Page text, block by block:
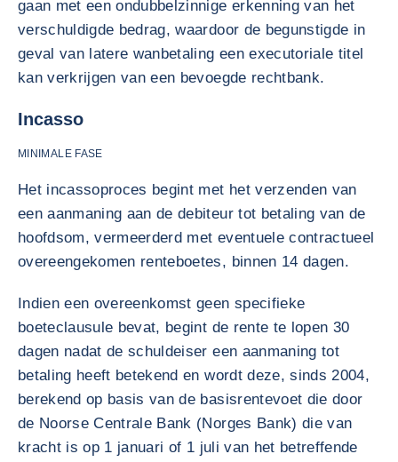
gaan met een ondubbelzinnige erkenning van het
verschuldigde bedrag, waardoor de begunstigde in
geval van latere wanbetaling een executoriale titel
kan verkrijgen van een bevoegde rechtbank.
Incasso
MINIMALE FASE
Het incassoproces begint met het verzenden van
een aanmaning aan de debiteur tot betaling van de
hoofdsom, vermeerderd met eventuele contractueel
overeengekomen renteboetes, binnen 14 dagen.
Indien een overeenkomst geen specifieke
boeteclausule bevat, begint de rente te lopen 30
dagen nadat de schuldeiser een aanmaning tot
betaling heeft betekend en wordt deze, sinds 2004,
berekend op basis van de basisrentevoet die door
de Noorse Centrale Bank (Norges Bank) die van
kracht is op 1 januari of 1 juli van het betreffende